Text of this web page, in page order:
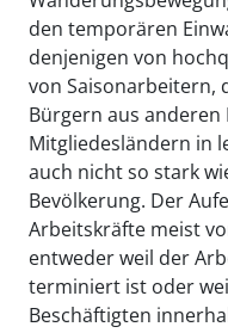
den temporären
denjenigen von
von Saisonarbeitern,
Bürgern aus anderen
Mitgliedesländern in
auch nicht so stark
Bevölkerung. Der
Arbeitskräfte meist
entweder weil der
terminiert ist oder
Beschäftigten